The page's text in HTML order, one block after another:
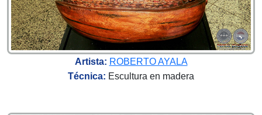
Artista: ROBERTO AYALA
Técnica: Escultura en madera